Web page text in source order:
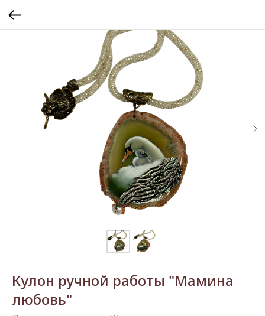
Кулон ручной работы "Мамина
любовь"